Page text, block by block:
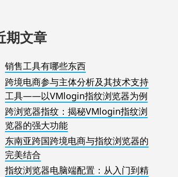
期文章
销售工具有哪些东西
跨境电商参与主体分析及其技术支持
工具——以VMlogin指纹浏览器为例
跨浏览器指纹：揭秘VMlogin指纹浏
览器的强大功能
东南亚跨国跨境电商与指纹浏览器的
完美结合
指纹浏览器电脑端配置：从入门到精